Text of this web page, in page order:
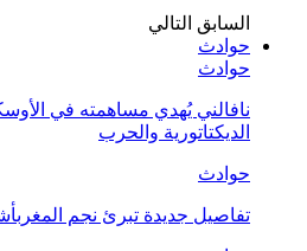
السابق التالي
حوادث
حوادث
نافالني يُهدي مساهمته في
الديكتاتورية والحرب
حوادث
تفاصيل جديدة تبرئ نجم